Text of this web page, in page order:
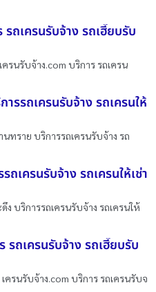
รถเครนรับจ้าง รถเฮี๊ยบรับ
รนรับจ้าง.com บริการ รถเครน
รรถเครนรับจ้าง รถเครนให้
ทราย บริการรถเครนรับจ้าง รถ
ถเครนรับจ้าง รถเครนให้เช่า
ง บริการรถเครนรับจ้าง รถเครนให้
รถเครนรับจ้าง รถเฮี๊ยบรับ
ครนรับจ้าง.com บริการ รถเครนรับจ